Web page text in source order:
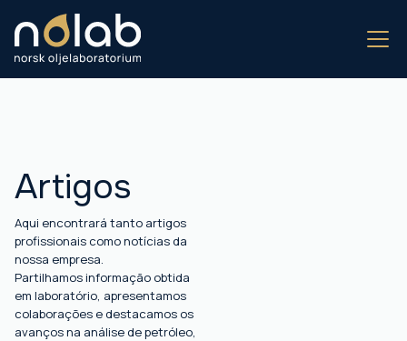
Artigos
Aqui encontrará tanto artigos
profissionais como notícias da
nossa empresa.
Partilhamos informação obtida
em laboratório, apresentamos
colaborações e destacamos os
avanços na análise de petróleo,